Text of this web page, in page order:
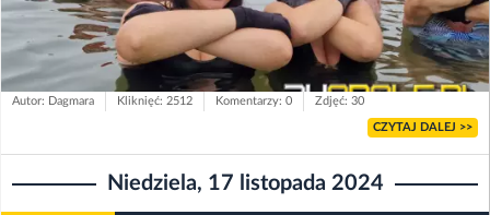
Autor: Dagmara Kliknięć: 2512 Komentarzy: 0 Zdjęć: 30
CZYTAJ DALEJ >>
Niedziela, 17 listopada 2024